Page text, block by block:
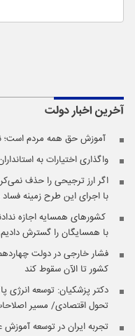
آخرین اخباردولت
آموزش حق همه مردم است؛
واگذاری اختیارات به
اگر ارز ترجیحی را حذف
با اجرای این طرح زمینه فساد
کشورهای همسایه اجازه
با همسایگان را گسترش دادیم
فشار خارجی در دولت
کشور تا الآن سقوط کند
دکتر پزشکیان: توسعه انرژی
تحول اقتصادی/ مسیر
تجربه ایران در توسعه آموزش